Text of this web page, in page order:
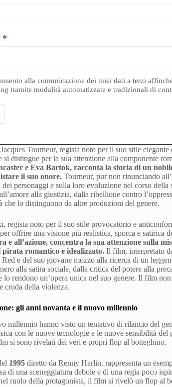
alla comunicazione dei miei dati a terzi
tramite modalità automatizzate e tradizionali di
Tourneur, regista noto per il suo stile
si distingue per la sua attenzione alla componente
e Eva Bartok, racconta la storia di un
il suo onore. Tourneur, pur non rinunciando
personaggi e sulla loro evoluzione nel corso
alla giustizia, dalla ribellione contro
che lo distinguono da altre produzioni del genere.
regista noto per il suo stile provocatorio e
offrire una visione più realistica, sporca e satirica
e all’azione, concentra la sua attenzione sulla
romantico e idealizzato. Il film, interpretato
e del suo giovane mozzo alla ricerca di un
alla satira sociale, dalla critica del potere alla
lo rendono un’opera unica nel suo genere. Il film
cruda della violenza.
gli anni novanta e il nuovo millennio
millennio hanno visto un tentativo di rilancio del
con le nuove tecnologie e le nuove sensibilità
si sono rivelati dei veri e propri flop al botteghino.
1995 diretto da Renny Harlin, rappresenta un
di una sceneggiatura debole e di una regia poco
ruolo della protagonista, il film si rivelò un flop al